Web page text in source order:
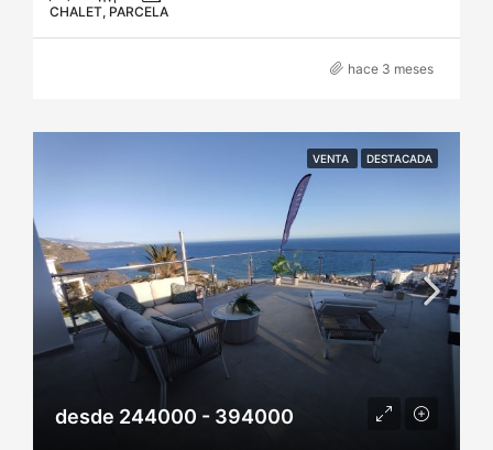
CHALET, PARCELA
hace 3 meses
VENTA DESTACADA
desde 244000 - 394000